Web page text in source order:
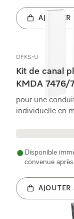
AJOUTER
DFKS-U
Kit de canal
KMDA
pour une
individuelle en
Disponible
convenue
AJOUTER